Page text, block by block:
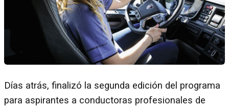
Días atrás, finalizó la segunda edición del programa
para aspirantes a conductoras profesionales de